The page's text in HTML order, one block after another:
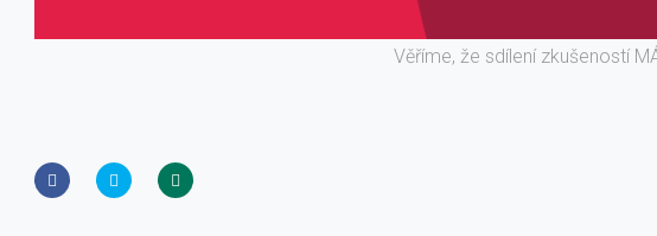
Věříme, že sdílení zkušeností